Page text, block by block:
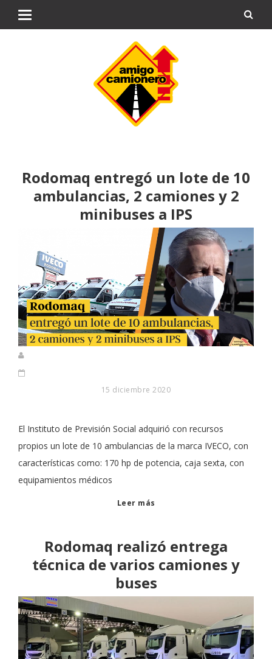
Rodomaq entregó un lote de 10
ambulancias, 2 camiones y 2
minibuses a IPS
15 diciembre 2020
El Instituto de Previsión Social adquirió con recursos
propios un lote de 10 ambulancias de la marca IVECO, con
características como: 170 hp de potencia, caja sexta, con
equipamientos médicos
Leer más
Rodomaq realizó entrega
técnica de varios camiones y
buses